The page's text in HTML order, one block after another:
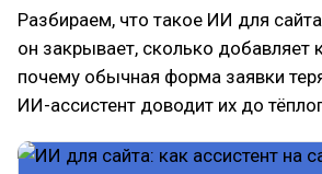
Разбираем, что такое ИИ для
он закрывает, сколько добавляет
почему обычная форма заявки
ИИ-ассистент доводит их до